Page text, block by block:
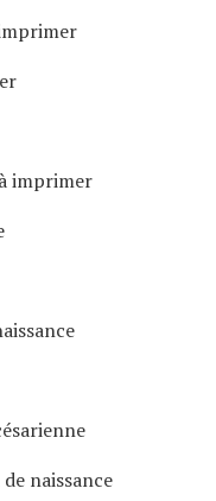
imprimer
naissance